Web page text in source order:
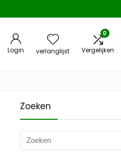
Login verlanglijst
0
Vergelijken
Zoeken